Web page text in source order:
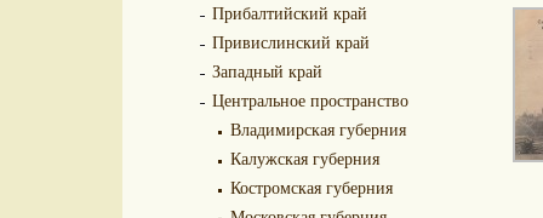
Прибалтийский край
Привислинский край
Западный край
Центральное пространство
Владимирская губерния
Калужская губерния
Костромская губерния